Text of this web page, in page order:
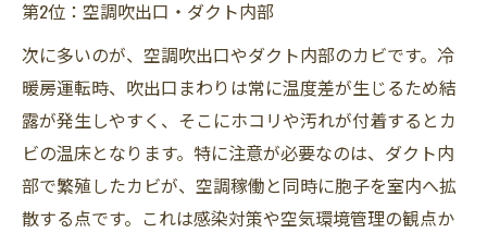
第2位：空調吹出口・ダクト内部
次に多いのが、空調吹出口やダクト内部のカビです。冷
暖房運転時、吹出口まわりは常に温度差が生じるため結
露が発生しやすく、そこにホコリや汚れが付着するとカ
ビの温床となります。特に注意が必要なのは、ダクト内
部で繁殖したカビが、空調稼働と同時に胞子を室内へ拡
散する点です。これは感染対策や空気環境管理の観点か